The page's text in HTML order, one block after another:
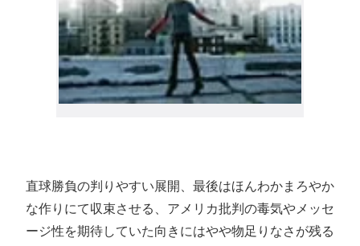
直球勝負の判りやすい展開、最後はほんわかまろやか
な作りにて収束させる、アメリカ批判の毒気やメッセ
ージ性を期待していた向きにはやや物足りなさが残る